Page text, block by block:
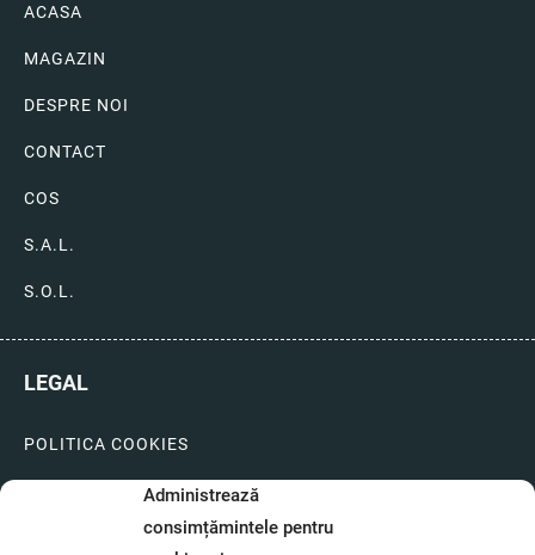
Administrează
consimțămintele pentru
ACASA
MAGAZIN
DESPRE NOI
CONTACT
COS
S.A.L.
S.O.L.
LEGAL
POLITICA COOKIES
LIVRARI SI PLATI
GARANTIE SI SERVICE